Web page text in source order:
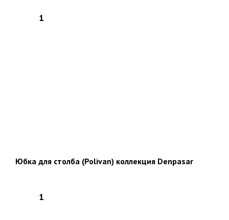
Юбка для столба (Polivan) коллекция Denpasar